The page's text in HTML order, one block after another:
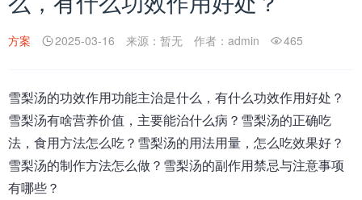
方案 2025-03-16 来源：暂无 作者：admin 465
雪梨汤的功效作用功能主治是什么，有什么功效作用好处 ？
雪梨汤有啥营养价值，主要能治什么病？雪梨汤的正确吃
法，食用方法怎么吃？雪梨汤的用法用量，怎么吃效果好？
雪梨汤的制作方法怎么做？雪梨汤的副作用禁忌与注意事项
有哪些？